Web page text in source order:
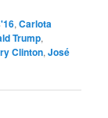
,Carlota
Trump,
Clinton,José